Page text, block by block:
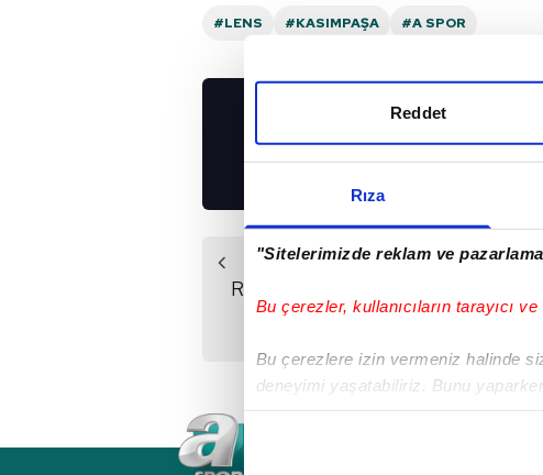
Rıza
"Sitelerimizde reklam ve
Bu çerezler, kullanıcıların tarayıcı
Bu çerezlere izin vermeniz halinde
deneyimi yaşatabiliriz. Bunu
Reddet
#LENS #KASIMPAŞA #A SPOR
Önceki Haber
Robin Van Persie'nin
niyeti bozuk